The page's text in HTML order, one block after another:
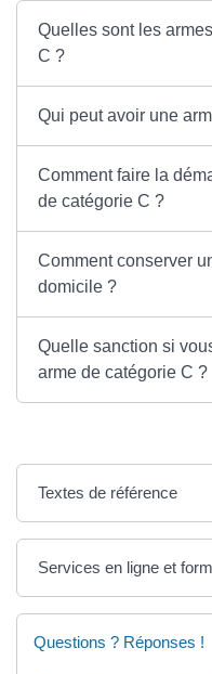
Quelles sont les
C ?
Qui peut avoir une
Comment faire la
de catégorie C ?
Comment conserver
domicile ?
Quelle sanction si
arme de catégorie C ?
Textes de référence
Services en ligne et
Questions ? Réponses !